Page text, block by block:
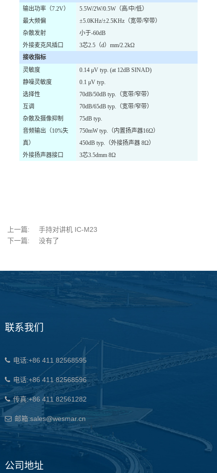
输出功率（7.2V） 5.5W/2W/0.5W （高/中/低）
最大频偏
±5.0KHz/±2.5KHz （宽带/窄带）
杂散发射
小于-60dB
外接麦克风插口
3芯2.5 （d）mm/2.2kΩ
接收指标
灵敏度
0.14 μV typ. (at 12dB SINAD)
静噪灵敏度
0.1 μV typ.
选择性
70dB/50dB typ. （宽带/窄带）
互调
70dB/65dB typ. （宽带/窄带）
杂散及摄像抑制
75dB typ.
音频输出（10%失
真）
750mW typ. （内置扬声器16Ω）
450dB typ. （外接扬声器 8Ω）
外接扬声器接口
3芯3.5dmm 8Ω
上一篇:
手持对讲机 IC-M23
下一篇:
没有了
联系我们
电话:+86 411 82568595
电话:+86 411 82568596
传真:+86 411 82561282
邮箱:sales@wesmar.cn
公司地址